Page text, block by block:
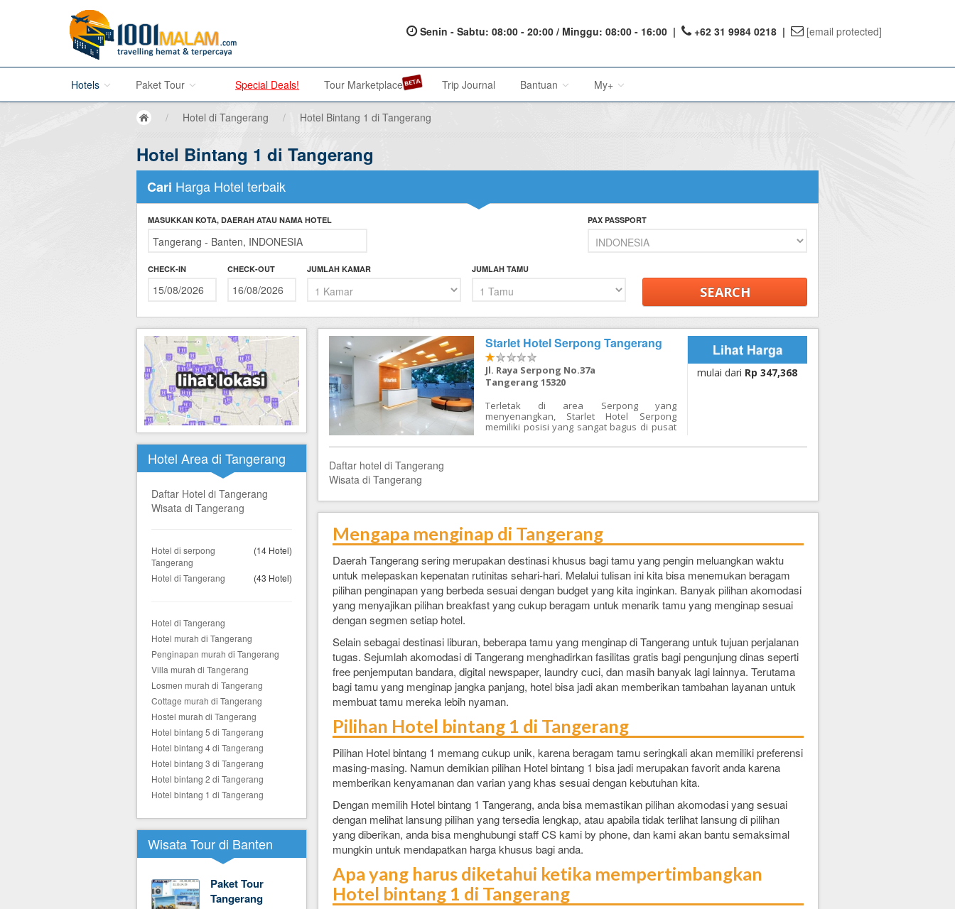
Senin - Sabtu: 08:00 - 20:00 / Minggu: 08:00 - 16:00 | +62 31 9984 0218 | [email protected]
Hotels
Hotel di Bandung
Hotel di Surabaya
Hotel di Malang
Hotel di Solo (Surakarta)
Hotel di Semarang
Hotel di Medan
Hotel di Batam
Paket Tour
Promo Paket Tour Wisata
Tour di Bromo
Tour di Karimun Jawa
Tour di Banyuwangi
Tour di Bali
Tour di Komodo
Tour di Lombok
Tour di Flores
Tour di Danau Toba, Medan
Tour di Singapore
Special Deals! Tour Marketplace Trip Journal Bantuan
Terms of Service
Contact Us
My+
Affiliate Reward
/ Hotel di Tangerang / Hotel Bintang 1 di Tangerang
Hotel Bintang 1 di Tangerang
Cari Harga Hotel terbaik
MASUKKAN KOTA, DAERAH ATAU NAMA HOTEL PAX PASSPORT
CHECK-IN CHECK-OUT JUMLAH KAMAR JUMLAH TAMU
Hotel Area di Tangerang
Daftar Hotel di Tangerang
Wisata di Tangerang
Hotel di serpong
Tangerang
(14 Hotel)
Hotel di Tangerang (43 Hotel)
Hotel di Tangerang
Hotel murah di Tangerang
Penginapan murah di Tangerang
Villa murah di Tangerang
Losmen murah di Tangerang
Cottage murah di Tangerang
Hostel murah di Tangerang
Hotel bintang 5 di Tangerang
Hotel bintang 4 di Tangerang
Hotel bintang 3 di Tangerang
Hotel bintang 2 di Tangerang
Hotel bintang 1 di Tangerang
Wisata Tour di Banten
Paket Tour
Tangerang
Starlet Hotel Serpong Tangerang
Jl. Raya Serpong No.37a
Tangerang 15320
Terletak di area Serpong yang
menyenangkan, Starlet Hotel Serpong
memiliki posisi yang sangat bagus di pusat
berbelanja di Tangerang. Kehebohan pusat
menawarkan pelayanan superior dan
sejumlah fasilitas kepada para tamu hotel,
memastikan penginapan Anda senyaman
mungkin. WiFi gratis di semua kamar,
satpam 24 jam, toko serbaguna,
resepsionis 24 jam, Wi-fi di tempat umum
hanyalah beberapa dari fasilitas yang
membedakan Starlet Hotel Serpong dengan
hotel-hotel lain di kota ini. Masuki salah
satu dari 109 kamar yang menggoda ini dan
akses internet WiFi (gratis), AC, TV
satelit/kabel, brankas dalam kamar,
perlengkapan mandi. Disamping itu, hotel
memiliki berbagai pilihan fasilitas rekreasi
yang menjamin Anda melakukan bermacam
hal selama menginap. Fasilitas super dan
lokasi yang istimewa menjadikan Starlet
untuk menikmati penginapan Anda selama
di Tangerang.
mulai dari Rp 347,368
Daftar hotel di Tangerang
Wisata di Tangerang
Mengapa menginap di Tangerang
Daerah Tangerang sering merupakan destinasi khusus bagi tamu yang pengin meluangkan waktu
untuk melepaskan kepenatan rutinitas sehari-hari. Melalui tulisan ini kita bisa menemukan beragam
pilihan penginapan yang berbeda sesuai dengan budget yang kita inginkan. Banyak pilihan akomodasi
yang menyajikan pilihan breakfast yang cukup beragam untuk menarik tamu yang menginap sesuai
dengan segmen setiap hotel.
Selain sebagai destinasi liburan, beberapa tamu yang menginap di Tangerang untuk tujuan perjalanan
tugas. Sejumlah akomodasi di Tangerang menghadirkan fasilitas gratis bagi pengunjung dinas seperti
free penjemputan bandara, digital newspaper, laundry cuci, dan masih banyak lagi lainnya. Terutama
bagi tamu yang menginap jangka panjang, hotel bisa jadi akan memberikan tambahan layanan untuk
membuat tamu mereka lebih nyaman.
Pilihan Hotel bintang 1 di Tangerang
Pilihan Hotel bintang 1 memang cukup unik, karena beragam tamu seringkali akan memiliki preferensi
masing-masing. Namun demikian pilihan Hotel bintang 1 bisa jadi merupakan favorit anda karena
memberikan kenyamanan dan varian yang khas sesuai dengan kebutuhan kita.
Dengan memilih Hotel bintang 1 Tangerang, anda bisa memastikan pilihan akomodasi yang sesuai
dengan melihat lansung pilihan yang tersedia lengkap, atau apabila tidak terlihat lansung di pilihan
yang diberikan, anda bisa menghubungi staff CS kami by phone, dan kami akan bantu semaksimal
mungkin untuk mendapatkan harga khusus bagi anda.
Apa yang harus diketahui ketika mempertimbangkan
Hotel bintang 1 di Tangerang